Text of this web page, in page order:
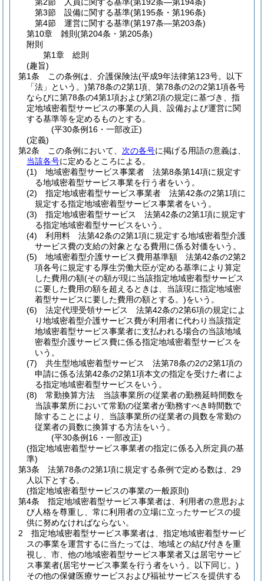
第3節
設備に関する基準(第195条・第196条)
第4節
運営に関する基準(第197条―第203条)
第10章
雑則 (第204条・第205条)
附則
第1章
総則
(趣旨)
第1条
この条例は、介護保険法(平成9年法律第123号。以下
「法」という。)第78条の2第1項、第78条の2の2第1項各号
ならびに第78条の4第1項および第2項の規定に基づき、指
定地域密着型サービスの事業の人員、設備および運営に関
する基準等を定めるものとする。
(平30条例16・一部改正)
(定義)
第2条
この条例において、 次の各号に掲げる用語の意義は、
当該各号に定めるところによる。
(1)
地域密着型サービス事業者 法第8条第14項に規定す
る地域密着型サービス事業を行う者をいう。
(2)
指定地域密着型サービス事業者 法第42条の2第1項に
規定する指定地域密着型サービス事業者をいう。
(3)
指定地域密着型サービス 法第42条の2第1項に規定す
る指定地域密着型サービスをいう。
(4)
利用料 法第42条の2第1項に規定する地域密着型介護
サービス費の支給の対象となる費用に係る対価をいう。
(5)
地域密着型介護サービス費用基準額 法第42条の2第2
項各号に規定する厚生労働大臣が定める基準により算定
した費用の額(その額が現に当該指定地域密着型サービス
に要した費用の額を超えるときは、当該現に指定地域密
着型サービスに要した費用の額とする。)をいう。
(6)
法定代理受領サービス 法第42条の2第6項の規定によ
り地域密着型介護サービス費が利用者に代わり当該指定
地域密着型サービス事業者に支払われる場合の当該地域
密着型介護サービス費に係る指定地域密着型サービスを
いう。
(7)
共生型地域密着型サービス 法第78条の2の2第1項の
申請に係る法第42条の2第1項本文の指定を受けた者によ
る指定地域密着型サービスをいう。
(8)
常勤換算方法 当該事業所の従業者の勤務延時間数を
当該事業所において常勤の従業者が勤務すべき時間数で
除することにより、当該事業所の従業者の員数を常勤の
従業者の員数に換算する方法をいう。
(平30条例16・一部改正)
(指定地域密着型サービス事業者の指定に係る入所定員の基
準)
第3条
法第78条の2第1項に規定する条例で定める数は、29
人以下とする。
(指定地域密着型サービスの事業の一般原則)
第4条
指定地域密着型サービス事業者は、利用者の意思およ
び人格を尊重し、常に利用者の立場に立ったサービスの提
供に努めなければならない。
2
指定地域密着型サービス事業者は、指定地域密着型サービ
スの事業を運営するに当たっては、地域との結び付きを重
視し、市、他の地域密着型サービス事業者又は居宅サービ
ス事業者(居宅サービス事業を行う者をいう。以下同じ。)
その他の保健医療サービスおよび福祉サービスを提供する